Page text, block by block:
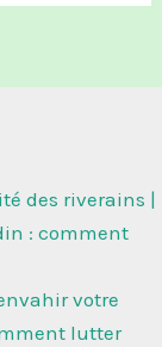
des riverains |
: comment
votre
lutter